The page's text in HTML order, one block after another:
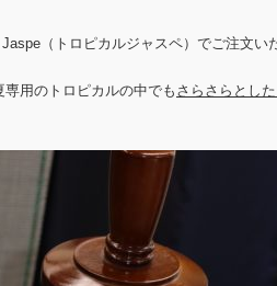
（トロピカルジャスペ） でご注文い
専用のトロピカルの中でも さらさらとし